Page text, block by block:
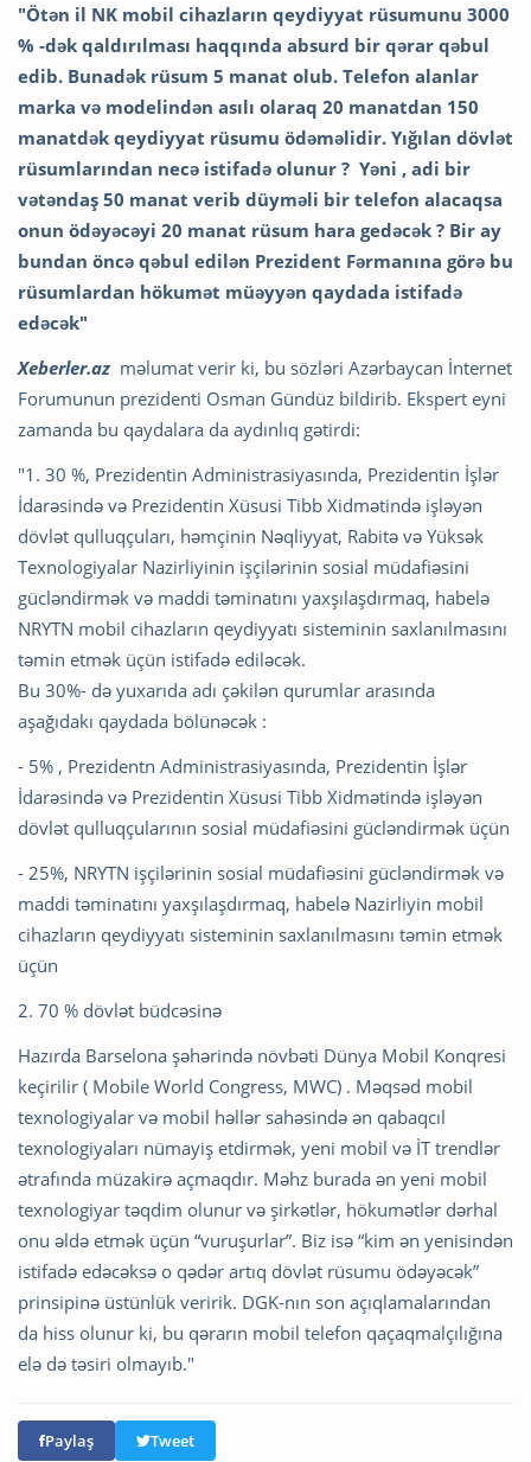
"Ötən il NK mobil cihazların qeydiyyat rüsumunu 3000
% -dək qaldırılması haqqında absurd bir qərar qəbul
edib. Bunadək rüsum 5 manat olub. Telefon alanlar
marka və modelindən asılı olaraq 20 manatdan 150
manatdək qeydiyyat rüsumu ödəməlidir. Yığılan dövlət
rüsumlarından necə istifadə olunur ? Yəni , adi bir
vətəndaş 50 manat verib düyməli bir telefon alacaqsa
onun ödəyəcəyi 20 manat rüsum hara gedəcək ? Bir ay
bundan öncə qəbul edilən Prezident Fərmanına görə bu
rüsumlardan hökumət müəyyən qaydada istifadə
edəcək"
Xeberler.az məlumat verir ki, bu sözləri Azərbaycan İnternet
Forumunun prezidenti Osman Gündüz bildirib. Ekspert eyni
zamanda bu qaydalara da aydınlıq gətirdi:
"1. 30 %, Prezidentin Administrasiyasında, Prezidentin İşlər
İdarəsində və Prezidentin Xüsusi Tibb Xidmətində işləyən
dövlət qulluqçuları, həmçinin Nəqliyyat, Rabitə və Yüksək
Texnologiyalar Nazirliyinin işçilərinin sosial müdafiəsini
gücləndirmək və maddi təminatını yaxşılaşdırmaq, habelə
NRYTN mobil cihazların qeydiyyatı sisteminin saxlanılmasını
təmin etmək üçün istifadə ediləcək.
Bu 30%- də yuxarıda adı çəkilən qurumlar arasında
aşağıdakı qaydada bölünəcək :
- 5% , Prezidentn Administrasiyasında, Prezidentin İşlər
İdarəsində və Prezidentin Xüsusi Tibb Xidmətində işləyən
dövlət qulluqçularının sosial müdafiəsini gücləndirmək üçün
- 25%, NRYTN işçilərinin sosial müdafiəsini gücləndirmək və
maddi təminatını yaxşılaşdırmaq, habelə Nazirliyin mobil
cihazların qeydiyyatı sisteminin saxlanılmasını təmin etmək
üçün
2. 70 % dövlət büdcəsinə
Hazırda Barselona şəhərində növbəti Dünya Mobil Konqresi
keçirilir ( Mobile World Congress, MWC) . Məqsəd mobil
texnologiyalar və mobil həllər sahəsində ən qabaqcıl
texnologiyaları nümayiş etdirmək, yeni mobil və İT trendlər
ətrafında müzakirə açmaqdır. Məhz burada ən yeni mobil
texnologiyar təqdim olunur və şirkətlər, hökumətlər dərhal
onu əldə etmək üçün “vuruşurlar”. Biz isə “kim ən yenisindən
istifadə edəcəksə o qədər artıq dövlət rüsumu ödəyəcək”
prinsipinə üstünlük veririk. DGK-nın son açıqlamalarından
da hiss olunur ki, bu qərarın mobil telefon qaçaqmalçılığına
elə də təsiri olmayıb."
Paylaş Tweet